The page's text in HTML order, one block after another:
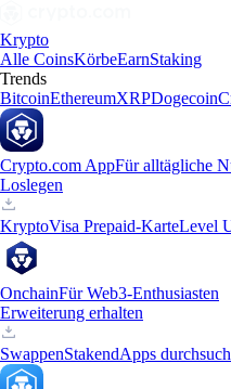
Krypto
Alle CoinsKörbeEarnStaking
Trends
BitcoinEthereumXRPDogecoin
Crypto.com AppFür alltägliche
Loslegen
KryptoVisa Prepaid-KarteLevel
OnchainFür Web3-Enthusiasten
Erweiterung erhalten
SwappenStakendApps